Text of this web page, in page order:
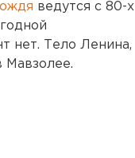
ведутся с 80-х
нет. Тело Ленина,
Мавзолее.